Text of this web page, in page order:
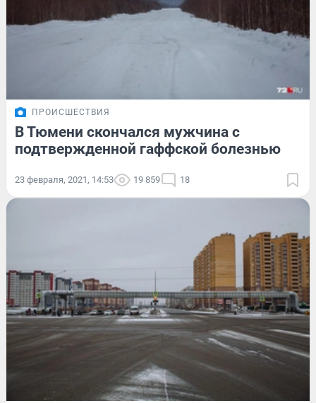
ПРОИСШЕСТВИЯ
В Тюмени скончался мужчина с
подтвержденной гаффской болезнью
23 февраля, 2021, 14:53 19 859 18